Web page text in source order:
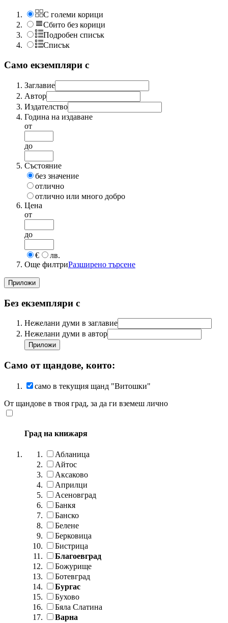
С големи корици
Сбито без корици
Подробен списък
Списък
Само екземпляри с
Заглавие
Автор
Издателство
Година на издаване
от
до
Състояние
без значение
отлично
отлично или много добро
Цена
от
до
€
лв.
Още филтриРазширено търсене
Без екземпляри с
Нежелани думи в заглавие
Нежелани думи в автор
Само от щандове, които:
само в текущия щанд "Витошки"
От щандове в твоя град, за да ги вземеш лично
Град на книжаря
Абланица
Айтос
Аксаково
Априлци
Асеновград
Банкя
Банско
Белене
Берковица
Бистрица
Благоевград
Божурище
Ботевград
Бургас
Бухово
Бяла Слатина
Варна